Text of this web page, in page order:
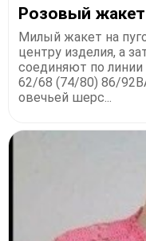
Розовый
Милый жакет на
центру изделия, а
соединяют по
62/68 (74/80) 86/
овечьей шерс...